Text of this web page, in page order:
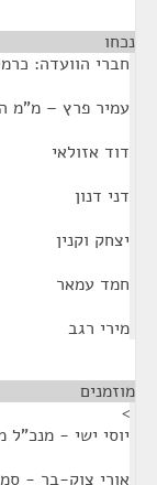
נכחו
חברי הוועדה:
עמיר פרץ – מ"מ
דוד אזולאי
דני דנון
יצחק וקנין
חמד עמאר
מירי רגב
מוזמנים
>
יוסי ישי - מנכ"ל
אורי צוק-בר -